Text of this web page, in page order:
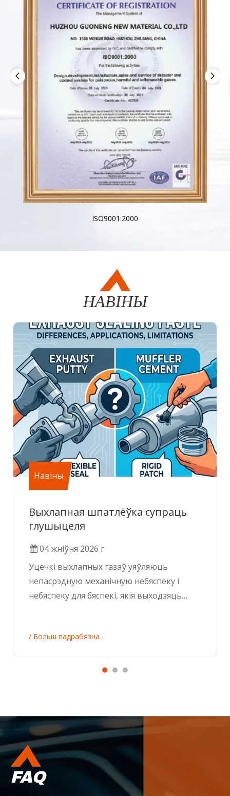
ISO9001:2000
НАВІНЫ
Навіны
Выхлапная шпатлёўка супраць
глушыцеля
04 жніўня 2026 г
Уцечкі выхлапных газаў уяўляюць
непасрэдную механічную небяспеку і
небяспеку для бяспекі, якія выходзяць
прыводзіць да няўдалых праверак
салоне з-за траплення ўгарнага газу і
/ Больш падрабязна
FAQ